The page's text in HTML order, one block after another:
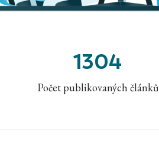
1304
Počet publikovaných článků